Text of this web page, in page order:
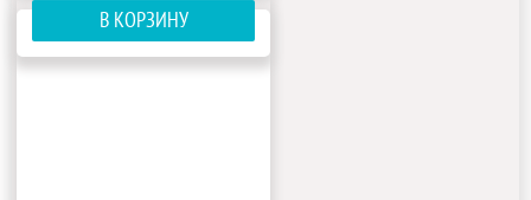
В КОРЗИНУ